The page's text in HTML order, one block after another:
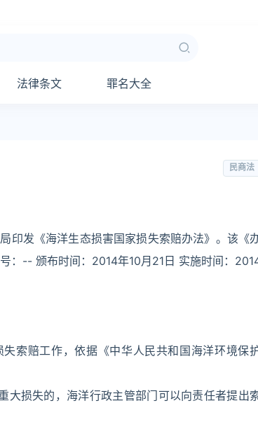
法律条文 罪名大全
民商法
印发《海洋生态损害国家损失索赔办法》。该《
：-- 颁布时间：2014年10月21日 实施时间：
索赔工作，依据《中华人民共和国海洋环境保
大损失的，海洋行政主管部门可以向责任者提出